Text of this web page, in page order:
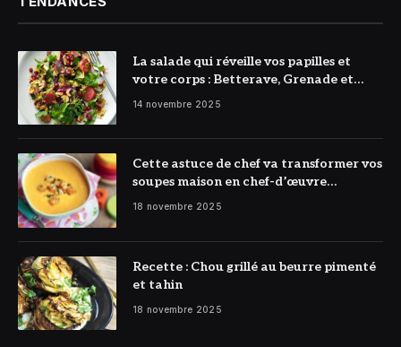
La salade qui réveille vos papilles et
votre corps : Betterave, Grenade et
Citron à l’honneur
14 novembre 2025
Cette astuce de chef va transformer vos
soupes maison en chef-d’œuvre
réconfortant
18 novembre 2025
Recette : Chou grillé au beurre pimenté
et tahin
18 novembre 2025